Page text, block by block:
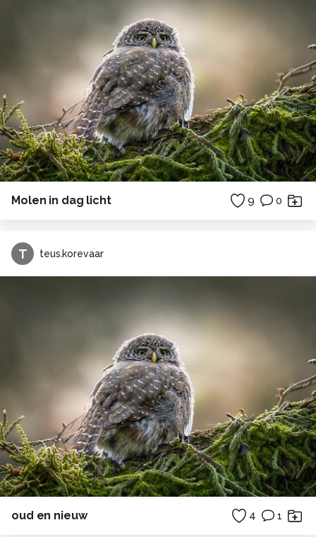
Molen in dag licht 9 0
T teus.korevaar
oud en nieuw 4 1